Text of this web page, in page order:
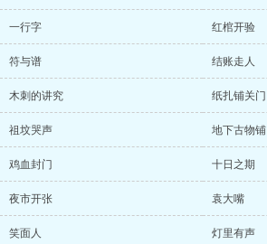
一行字 红棺开验
符与谱 结账走人
木刺的讲究 纸扎铺关门
祖坟哭声 地下古物铺
鸡血封门 十日之期
夜市开张 袁大嘴
笑面人 灯里有声